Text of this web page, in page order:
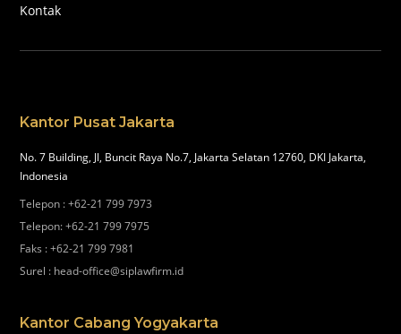
Kontak
Kantor Pusat Jakarta
No. 7 Building, Jl, Buncit Raya No.7, Jakarta Selatan 12760, DKI Jakarta,
Indonesia
Telepon :+62-21 799 7973
Telepon:+62-21 799 7975
Faks :+62-21 799 7981
Surel : head-office@siplawfirm.id
Kantor Cabang Yogyakarta